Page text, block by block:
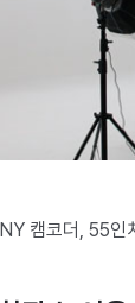
캠코더, 55인